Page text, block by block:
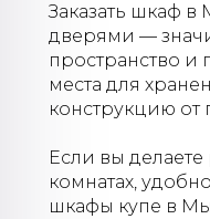
Заказать шкаф
дверями —
пространство и
места для
конструкцию от
Если вы
комнатах,
шкафы купе в